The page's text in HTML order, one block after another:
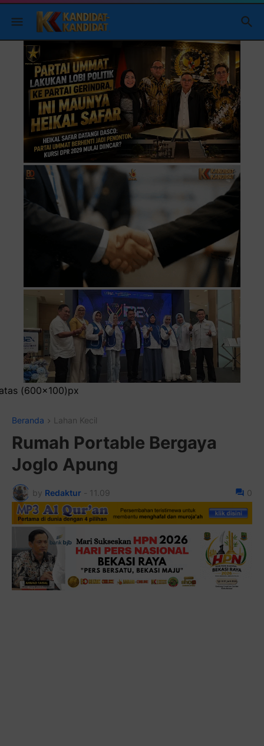
Beranda Lahan Kecil
Rumah Portable Bergaya
Joglo Apung
by Redaktur - 11.09 0